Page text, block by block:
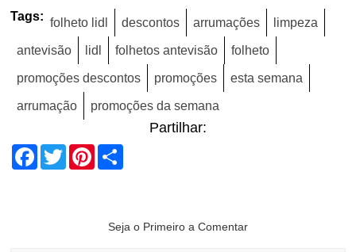
Tags: folheto lidl descontos arrumações limpeza
antevisão lidl folhetos antevisão folheto
promoções descontos promoções esta semana
arrumação promoções da semana
Partilhar:
Facebook
TwitterPinterest
Seja o Primeiro a Comentar